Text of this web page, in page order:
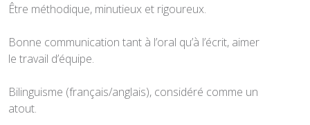
Être méthodique, minutieux et rigoureux.
Bonne communication tant à l’oral qu’à l’écrit, aimer
le travail d’équipe.
Bilinguisme (français/anglais), considéré comme un
atout.